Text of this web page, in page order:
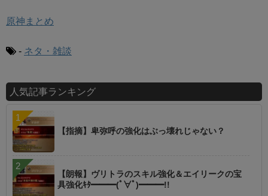
原神まとめ
- ネタ・雑談
人気記事ランキング
【指摘】卑弥呼の強化はぶっ壊れじゃない？
【朗報】ヴリトラのスキル強化＆エイリークの宝
具強化ｷﾀ━━━(ﾟ∀ﾟ)━━━!!